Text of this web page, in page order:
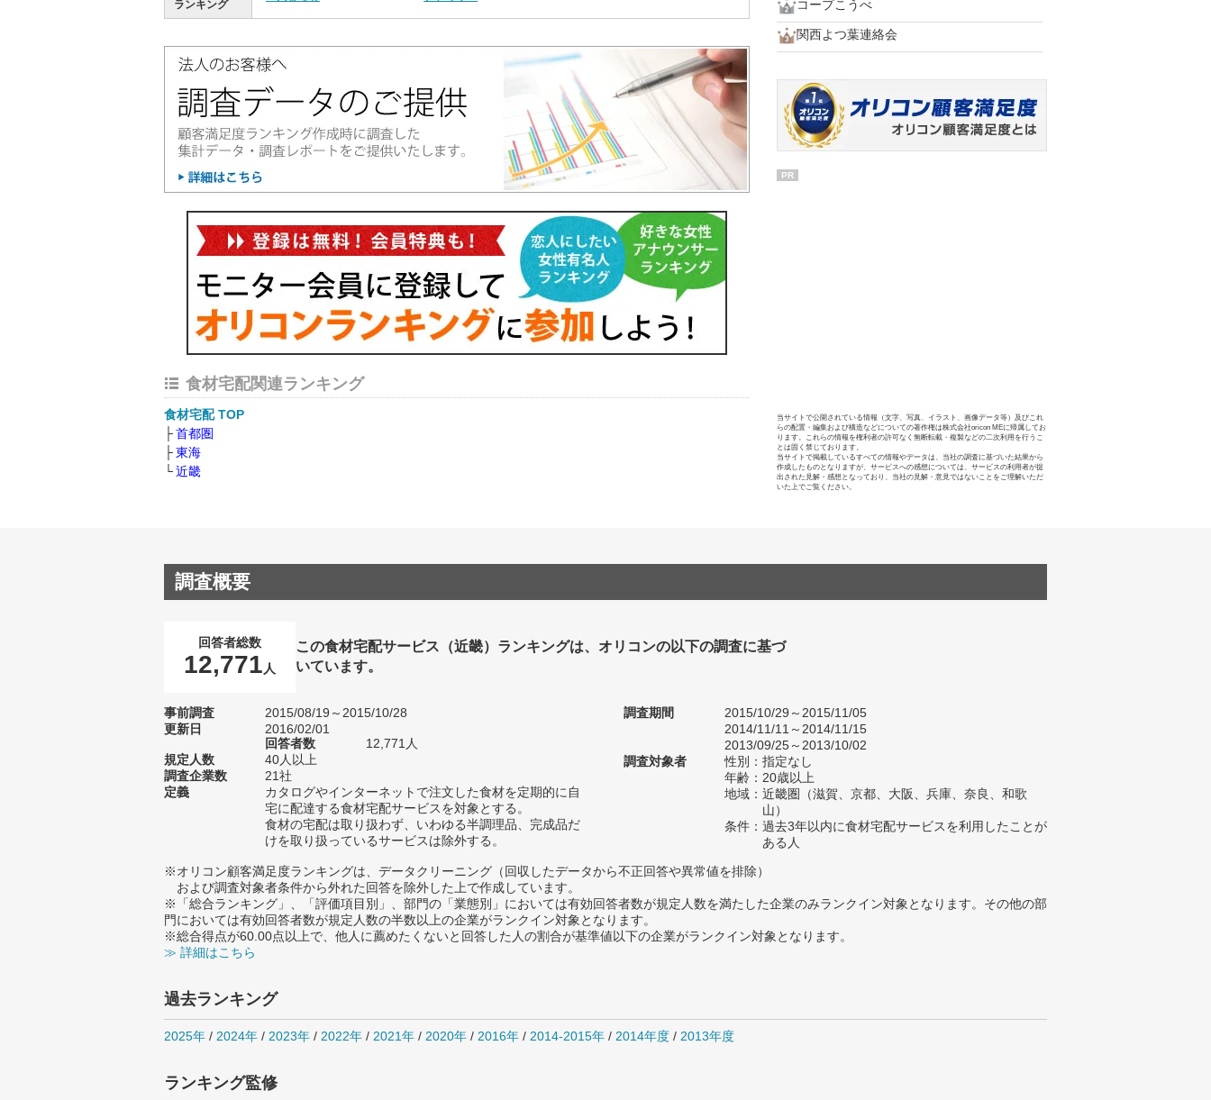
ランキング
食材宅配関連ランキング
食材宅配 TOP
首都圏
東海
近畿
コープこうべ
関西よつ葉連絡会
PR
当サイトで公開されている情報（文字、写真、イラスト、画像データ等）及びこれ
らの配置・編集および構造などについての著作権は株式会社oricon MEに帰属してお
ります。これらの情報を権利者の許可なく無断転載・複製などの二次利用を行うこ
とは固く禁じております。
当サイトで掲載しているすべての情報やデータは、当社の調査に基づいた結果から
作成したものとなりますが、サービスへの感想については、サービスの利用者が提
出された見解・感想となっており、当社の見解・意見ではないことをご理解いただ
いた上でご覧ください。
調査概要
回答者総数
12,771 人
この食材宅配サービス（近畿）ランキングは、オリコンの以下の調査に基づ
いています。
事前調査
2015/08/19～2015/10/28
更新日
2016/02/01
回答者数
12,771人
規定人数
40人以上
調査企業数
21社
定義
カタログやインターネットで注文した食材を定期的に自
宅に配達する食材宅配サービスを対象とする。
食材の宅配は取り扱わず、いわゆる半調理品、完成品だ
けを取り扱っているサービスは除外する。
調査期間
2015/10/29～2015/11/05
2014/11/11～2014/11/15
2013/09/25～2013/10/02
調査対象者
性別：指定なし
年齢：20歳以上
地域：近畿圏（滋賀、京都、大阪、兵庫、奈良、和歌
山）
条件：過去3年以内に食材宅配サービスを利用したことが
ある人
※オリコン顧客満足度ランキングは、データクリーニング（回収したデータから不正回答や異常値を排除）
および調査対象者条件から外れた回答を除外した上で作成しています。
※「総合ランキング」、「評価項目別」、部門の「業態別」においては有効回答者数が規定人数を満たした企業のみランクイン対象となります。その他の部
門においては有効回答者数が規定人数の半数以上の企業がランクイン対象となります。
※総合得点が60.00点以上で、他人に薦めたくないと回答した人の割合が基準値以下の企業がランクイン対象となります。
≫ 詳細はこちら
過去ランキング
2025年 / 2024年 / 2023年 / 2022年 / 2021年 / 2020年 / 2016年 / 2014-2015年 / 2014年度 / 2013年度
ランキング監修